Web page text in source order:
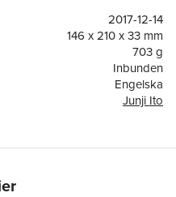
An offering of nine
of horror fans.
2017-12-14
146 x 210 x 33 mm
703 g
Inbunden
Engelska
Junji Ito
9781421596938